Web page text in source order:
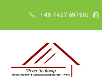
+49 7457 697991